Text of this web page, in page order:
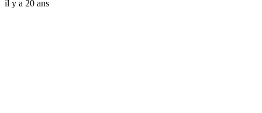
il y a 20 ans